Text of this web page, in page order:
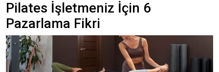
Pilates İşletmeniz İçin 6
Pazarlama Fikri